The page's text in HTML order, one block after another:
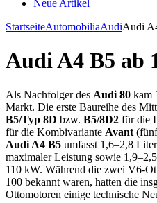
Neue Artikel
StartseiteAutomobiliaAudiAudi
Audi A4 B5 ab
Als Nachfolger des Audi 80 kam
Markt. Die erste Baureihe des
B5/Typ 8D bzw. B5/8D2 für die
für die Kombivariante Avant
Audi A4 B5 umfasst 1,6–2,8
maximaler Leistung sowie
110 kW. Während die zwei V6-
100 bekannt waren, hatten die
Ottomotoren einige technische